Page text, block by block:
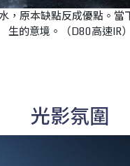
，原本缺點反成優點。
生的意境。（D80高速IR）
光影氛圍